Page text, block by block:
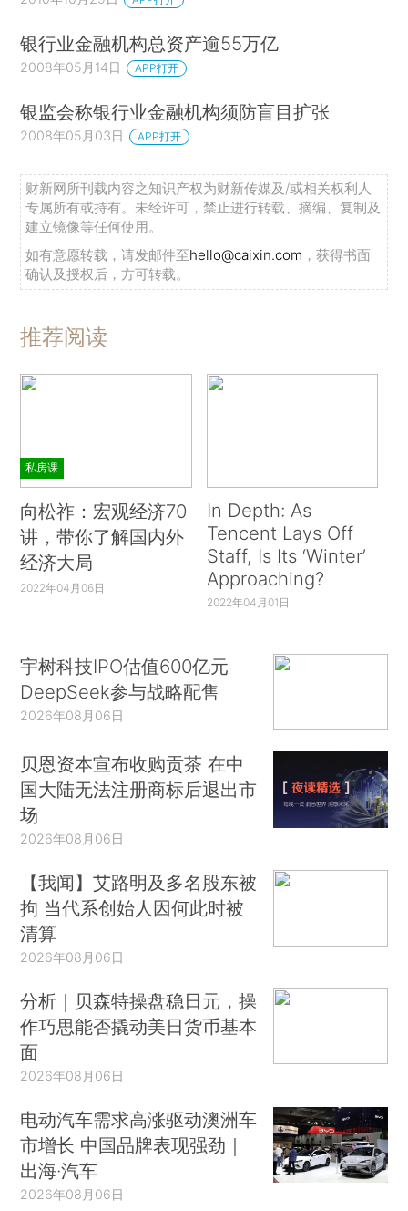
银行业金融机构总资产逾55万亿
2008年05月14日 APP打开
银监会称银行业金融机构须防盲目扩张
2008年05月03日 APP打开
财新网所刊载内容之知识产权为财新传媒及/或相关权利人
专属所有或持有。未经许可，禁止进行转载、摘编、复制及
建立镜像等任何使用。
如有意愿转载，请发邮件至hello@caixin.com ，获得书面
确认及授权后，方可转载。
推荐阅读
私房课
向松祚：宏观经济70
讲，带你了解国内外
经济大局
2022年04月06日
In Depth: As
Tencent Lays Off
Staff, Is Its ‘Winter’
Approaching?
2022年04月01日
宇树科技IPO估值600亿元
DeepSeek参与战略配售
2026年08月06日
贝恩资本宣布收购贡茶 在中
国大陆无法注册商标后退出市
场
2026年08月06日
【我闻】艾路明及多名股东被
拘 当代系创始人因何此时被
清算
2026年08月06日
分析｜贝森特操盘稳日元，操
作巧思能否撬动美日货币基本
面
2026年08月06日
电动汽车需求高涨驱动澳洲车
市增长 中国品牌表现强劲｜
出海·汽车
2026年08月06日